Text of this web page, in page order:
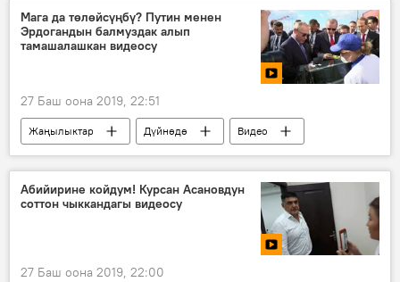
Мага да төлөйсүңбү? Путин менен
Эрдогандын балмуздак алып
тамашалашкан видеосу
27 Баш оона 2019, 22:51
Жаңылыктар Дүйнөдө
Видео
Мультимедиа
Режеп Тайип Эрдоган
Владимир Путин
балмуздак
Россия
Абийирине койдум! Курсан Асановдун
соттон чыккандагы видеосу
27 Баш оона 2019, 22:00